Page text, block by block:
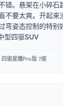
错。悬架在小碎石
不要太爽。开起来
弯姿态控制的特别
型四驱SUV
驱星耀Pro版 7座